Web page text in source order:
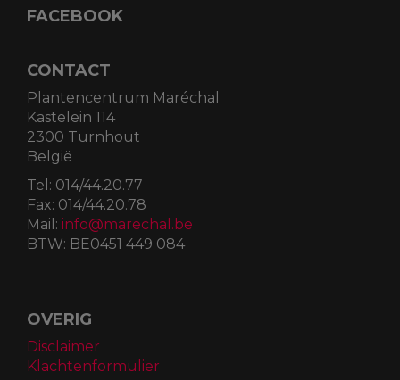
FACEBOOK
CONTACT
Plantencentrum Maréchal
Kastelein 114
2300 Turnhout
België
Tel: 014/44.20.77
Fax: 014/44.20.78
Mail: info@marechal.be
BTW: BE0451 449 084
OVERIG
Disclaimer
Klachtenformulier